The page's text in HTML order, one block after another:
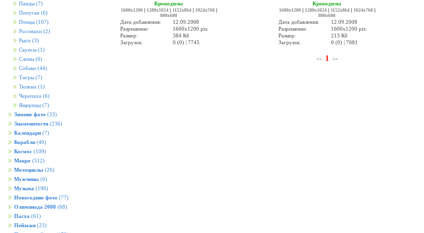
Панды (7)
Попугаи (6)
Птицы (107)
Росомахи (2)
Рыси (3)
Скунсы (1)
Слоны (6)
Собаки (44)
Тигры (7)
Тюлени (1)
Черепахи (6)
Ящерицы (7)
Зимние фото (33)
Знаменитости (236)
Календари (7)
Корабли (40)
Космос (109)
Макро (512)
Мотоциклы (26)
Мужчины (6)
Музыка (196)
Новогодние фото (77)
Олимпиада 2008 (68)
Пасха (61)
Пейзажи (23)
Крокодилы
1600x1200| 1280x1024| 1152x864| 1024x768|
800x600
Дата добавления:
12.09.2008
Разрешение:
1600x1200 pix
Размер:
384 Кб
Загрузок:
0 (0) | 7745
Крокодилы
1600x1200| 1280x1024| 1152x864| 1024x768|
800x600
Дата добавления:
12.09.2008
Разрешение:
1600x1200 pix
Размер:
213 Кб
Загрузок:
0 (0) | 7081
<< 1 >>